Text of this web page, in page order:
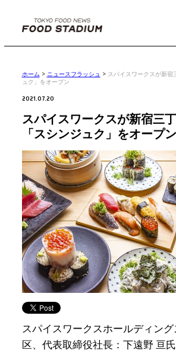
ホーム > ニュースフラッシュ > スパイスワークスが新宿
ュク」をオープン
2021.07.20
スパイスワークスが新宿三
「スシンジュク」をオープン
スパイスワークスホールディン
区、代表取締役社長：下遠野 亘